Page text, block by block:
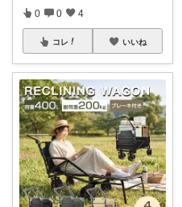
0 0 4
コレ いいね